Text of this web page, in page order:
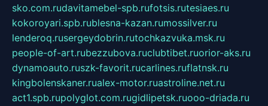
sko.com.rudavitamebel-spb.rufotsis.rutesiaes.ru
kokoroyari.spb.rublesna-kazan.rumossilver.ru
lenderoq.rusergeydobrin.rutochkazvuka.msk.ru
people-of-art.rubezzubova.ruclubtibet.ruorior-aks.ru
dynamoauto.ruszk-favorit.rucarlines.ruflatnsk.ru
kingbolenskaner.rualex-motor.ruastroline.net.ru
act1.spb.rupolyglot.com.rugidlipetsk.ruooo-driada.ru